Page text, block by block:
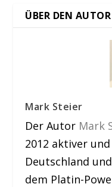
ÜBER DEN AUTOR
Mark Steier
Der Autor Mark
2012 aktiver
Deutschland
dem Platin-